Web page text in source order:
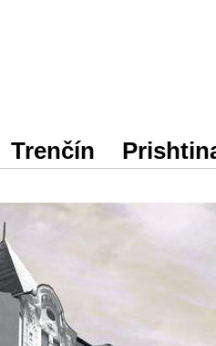
Trenčín